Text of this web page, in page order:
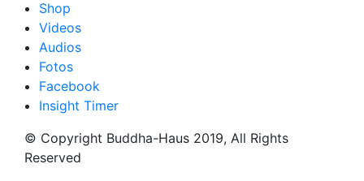
Shop
Videos
Audios
Fotos
Facebook
Insight Timer
© Copyright Buddha-Haus 2019, All Rights
Reserved